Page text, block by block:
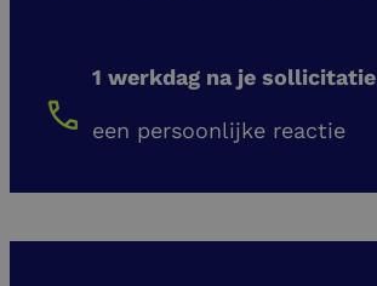
1 werkdag na je sollicitatie
een persoonlijke reactie